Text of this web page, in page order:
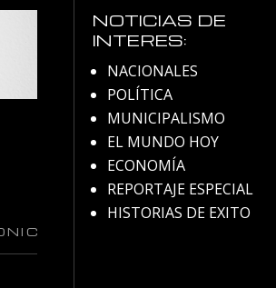
NOTICIAS DE
INTERES:
NACIONALES
POLÍTICA
MUNICIPALISMO
EL MUNDO HOY
ECONOMÍA
REPORTAJE ESPECIAL
HISTORIAS DE EXITO